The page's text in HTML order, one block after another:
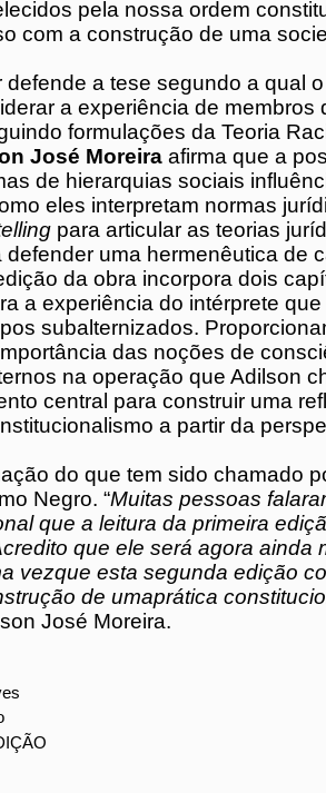
ao operador do direitono
interpretar normas legais a
nossa ordem
com a construção de
defende a tese segundo
deve considerar a
subalternizados. Seguindo
Crítica e da Teoria
que a posição dos
sociais influência de forma
eles interpretam normas
para articular as
para defender uma
A segunda
que abordam temas
que pensa a partir da
um nível maior
das noções de
na operação que
elemento central
centrais do
racial.
do que tem sido
Negro. “Muitas
eemocional que a
também mais libertador,
contribui de forma mais
constitucional